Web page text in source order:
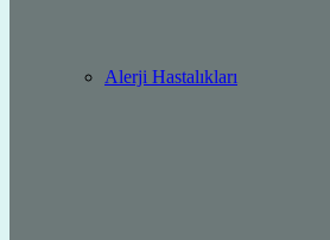
Alerji Hastalıkları